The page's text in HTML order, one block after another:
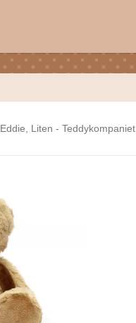
Eddie, Liten - Teddykompaniet